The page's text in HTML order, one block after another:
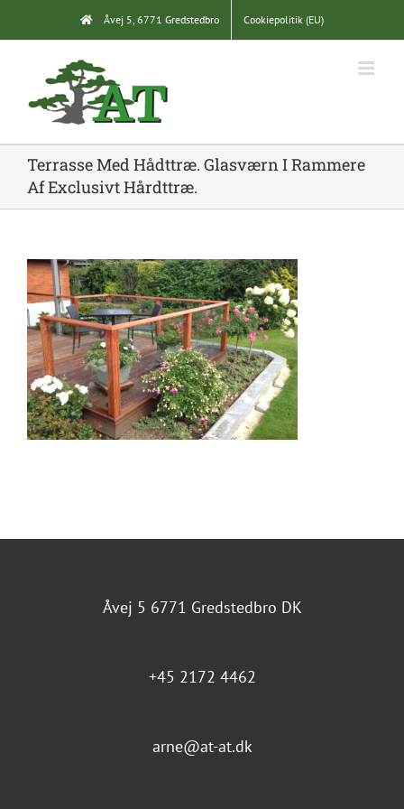
content
Åvej 5, 6771 Gredstedbro Cookiepolitik (EU)
Terrasse Med Hådttræ. Glasværn I Rammere
Af Exclusivt Hårdttræ.
Åvej 5 6771 Gredstedbro DK
+45 2172 4462
arne@at-at.dk